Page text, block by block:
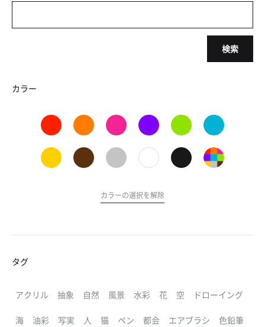
検索
カラー
カラーの選択を解除
タグ
アクリル 抽象 自然 風景 水彩 花 空 ドローイング
海 油彩 写実 人 猫 ペン 都会 エアブラシ 色鉛筆